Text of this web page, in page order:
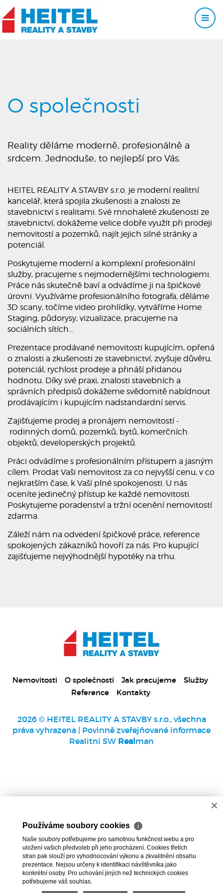
O společnosti
Reality děláme moderně, profesionálně a
srdcem. Jednoduše, to nejlepší pro Vás.
HEITEL REALITY A STAVBY s.r.o. je moderní realitní
kancelář, která spojila zkušenosti a znalosti ze
stavebnictví s realitami. Své mnohaleté zkušenosti ze
stavebnictví, dokážeme velice dobře využít při prodeji
nemovitostí a pozemků, najít jejich silné stránky a
potenciál.
Poskytujeme moderní a komplexní profesionální
služby, pracujeme s nejmodernějšími technologiemi.
Práce nás skutečně baví a odvádíme ji na špičkové
úrovni. Využíváme profesionálního fotografa, děláme
3D scany, točíme video prohlídky, vytváříme Home
Staging, půdorysy, vizualizace, pracujeme na
sociálních sítích...
Prezentace prodávané nemovitosti kupujícím, opřená
o znalosti a zkušenosti ze stavebnictví, zvyšuje důvěru,
potenciál, rychlost prodeje a přináší přidanou
hodnotu. Díky své praxi, znalosti stavebních a
správních předpisů dokážeme svědomitě nabídnout
prodávajícím i kupujícím nadstandardní servis.
Zajišťujeme prodej a pronájem nemovitostí -
rodinných domů, pozemků, bytů, komerčních
objektů, developerských projektů.
Práci odvádíme s profesionálním přístupem a jasným
cílem. Prodat Vaši nemovitost za co nejvyšší cenu, v co
nejkratším čase, k Vaší plné spokojenosti. U nás
oceníte jedinečný přístup ke každé nemovitosti.
Poskytujeme poradenství a tržní ocenění nemovitostí
zdarma.
Záleží nám na odvedení špičkové práce, reference
spokojených zákazníků hovoří za nás. Pro kupující
zajišťujeme nejvýhodnější hypotéky na trhu.
Nemovitosti O společnosti Jak pracujeme
Služby
Reference
Kontakty
2026 © HEITEL REALITY A STAVBY s.r.o., všechna
práva vyhrazena | Povinně zveřejňované informace
Realitní SW Realman
×
Používáme soubory cookies ℹ
Naše soubory potřebujeme pro samotnou funkčnost webu a pro
uložení vašich předvoleb při jeho procházení. Cookies třetích
stran pak slouží pro vyhodnocování výkonu a zkvalitnění obsahu
prezentace. Nejsou určeny k identifikaci návštěvníka jako
konkrétní osoby. Pro uchování jiných než technických cookies
potřebujeme váš souhlas.